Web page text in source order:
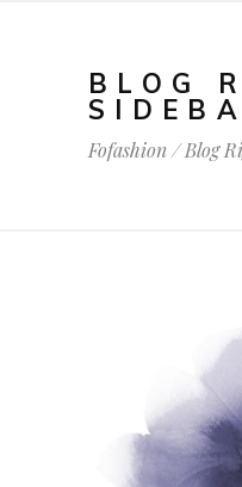
BLOG
Fofashion/Blog